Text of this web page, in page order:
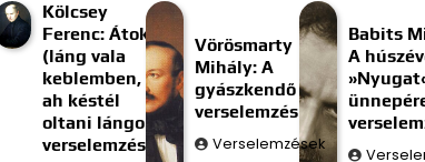
Kölcsey
Ferenc: Átok
(láng vala
keblemben, s
ah késtél
oltani lángom;)
verselemzés
Vörösmarty
Mihály: A
gyászkendő
verselemzés
Verselemzések
Babits
A